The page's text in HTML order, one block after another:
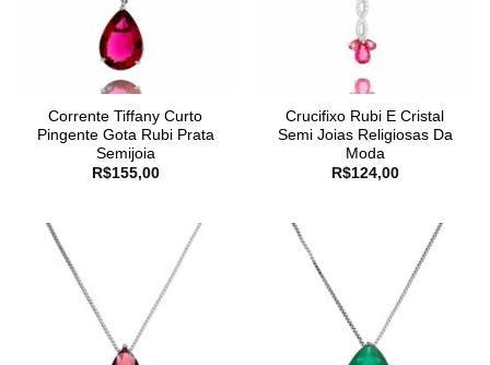
Corrente Tiffany Curto
Pingente Gota Rubi Prata
Semijoia
R$155,00
Crucifixo Rubi E Cristal
Semi Joias Religiosas Da
Moda
R$124,00